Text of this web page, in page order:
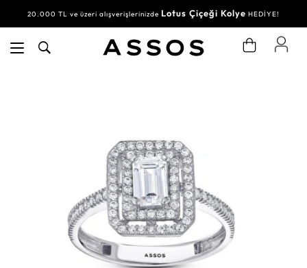
20.000 TL ve üzeri alışverişlerinizde Lotus Çiçeği Kolye HEDİYE!